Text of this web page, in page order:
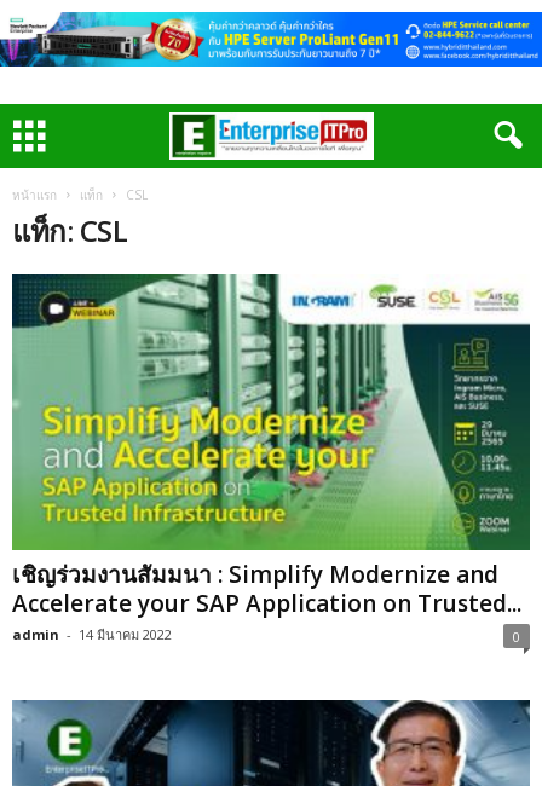
หน้าแรก แท็ก CSL
แท็ก: CSL
เชิญร่วมงานสัมมนา : Simplify Modernize and
Accelerate your SAP Application on Trusted...
admin - 14 มีนาคม 2022 0